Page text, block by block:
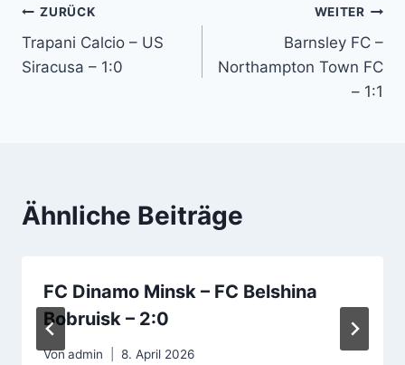
Beitragsnavigation
ZURÜCK
Trapani Calcio – US
Siracusa – 1:0
WEITER
Barnsley FC –
Northampton Town FC
– 1:1
Ähnliche Beiträge
FC Dinamo Minsk – FC Belshina
Bobruisk – 2:0
Vonadmin 8. April 2026